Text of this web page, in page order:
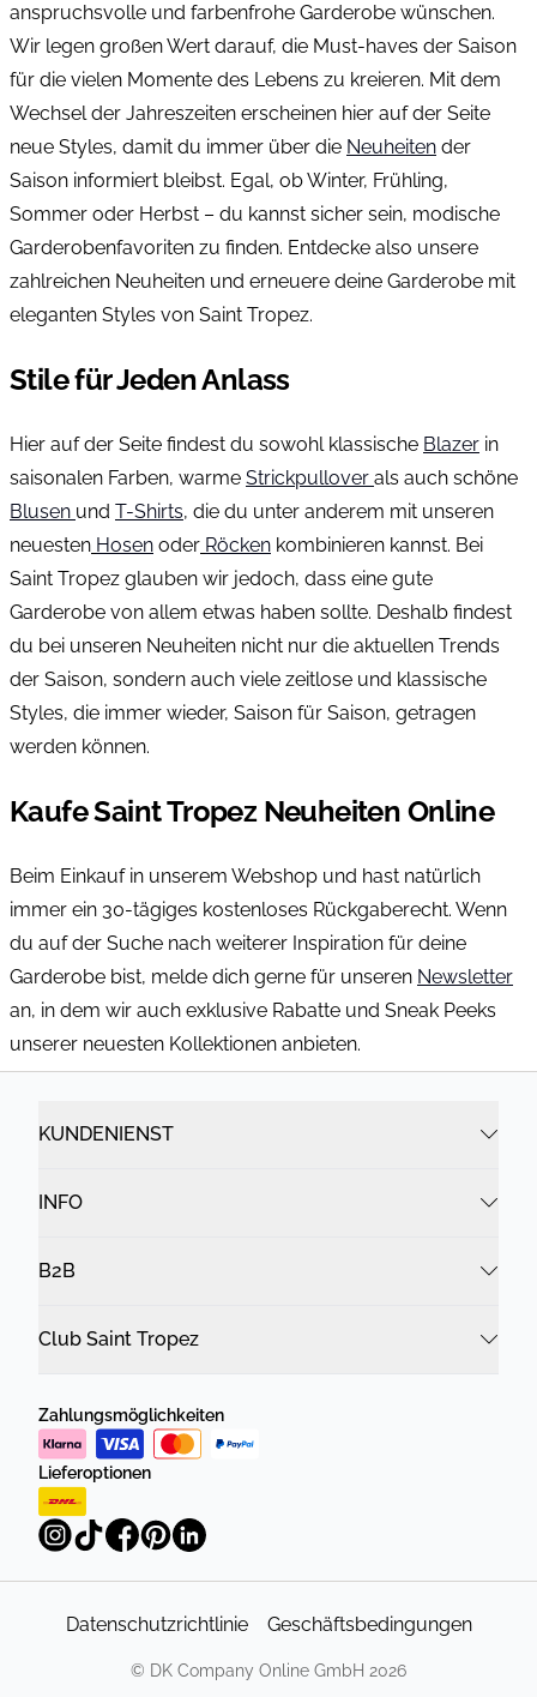
anspruchsvolle und farbenfrohe Garderobe wünschen.
Wir legen großen Wert darauf, die Must-haves der Saison
für die vielen Momente des Lebens zu kreieren. Mit dem
Wechsel der Jahreszeiten erscheinen hier auf der Seite
neue Styles, damit du immer über die Neuheiten der
Saison informiert bleibst. Egal, ob Winter, Frühling,
Sommer oder Herbst – du kannst sicher sein, modische
Garderobenfavoriten zu finden. Entdecke also unsere
zahlreichen Neuheiten und erneuere deine Garderobe mit
eleganten Styles von Saint Tropez.
Stile für Jeden Anlass
Hier auf der Seite findest du sowohl klassische Blazer in
saisonalen Farben, warme Strickpullover als auch schöne
Blusen und T-Shirts, die du unter anderem mit unseren
neuesten Hosen oder Röcken kombinieren kannst. Bei
Saint Tropez glauben wir jedoch, dass eine gute
Garderobe von allem etwas haben sollte. Deshalb findest
du bei unseren Neuheiten nicht nur die aktuellen Trends
der Saison, sondern auch viele zeitlose und klassische
Styles, die immer wieder, Saison für Saison, getragen
werden können.
Kaufe Saint Tropez Neuheiten Online
Beim Einkauf in unserem Webshop und hast natürlich
immer ein 30-tägiges kostenloses Rückgaberecht. Wenn
du auf der Suche nach weiterer Inspiration für deine
Garderobe bist, melde dich gerne für unseren Newsletter
an, in dem wir auch exklusive Rabatte und Sneak Peeks
unserer neuesten Kollektionen anbieten.
KUNDENIENST
INFO
B2B
Club Saint Tropez
Zahlungsmöglichkeiten
Lieferoptionen
Datenschutzrichtlinie Geschäftsbedingungen
© DK Company Online GmbH 2026